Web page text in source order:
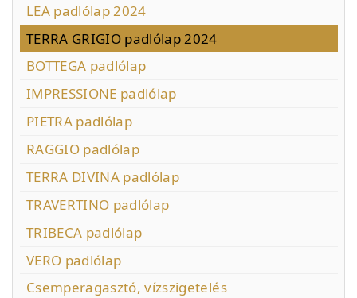
LEA padlólap 2024
TERRA GRIGIO padlólap 2024
BOTTEGA padlólap
IMPRESSIONE padlólap
PIETRA padlólap
RAGGIO padlólap
TERRA DIVINA padlólap
TRAVERTINO padlólap
TRIBECA padlólap
VERO padlólap
Csemperagasztó, vízszigetelés